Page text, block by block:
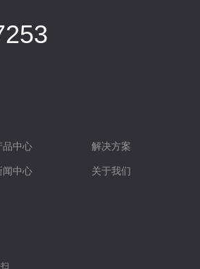
品中心 解决方案
闻中心 关于我们